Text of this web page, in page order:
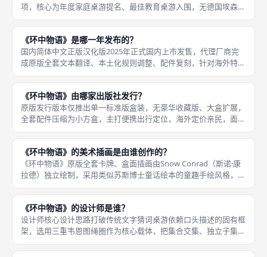
项，核心为年度家庭桌游提名、最佳教育桌游入围，无德国埃森
SDJ、美国Origin等国际重量级桌游大奖主奖，定位家庭轻策教育
桌游，获奖集中在亲子、益智细分赛道。同年英国教育桌游专
《环中物语》是哪一年发布的？
国内简体中文正版汉化版2025年正式国内上市发售，代理厂商完
成原版全套文本翻译、本土化规则调整、配件复刻，针对海外特有
英文拼写规则、欧美生活情境规则做适配优化，替换国内玩家难以
理解的小众场景描述，降低中文玩家推理理解门槛；2025年国内
各大
《环中物语》由哪家出版社发行？
原版发行版本仅推出单一标准版盒装，无豪华收藏版、大盒扩展，
全套配件压缩为小方盒，主打便携出行定位，海外定价亲民，面向
大众家庭消费市场，不做高端收藏向溢价包装。《环中物语》英文
原版《环中物语》由Allplay发行，Allplay隶属于Jell
《环中物语》的美术插画是由谁创作的？
《环中物语》原版全套卡牌、盒面插画由Snow Conrad（斯诺·康
拉德）独立绘制，采用类似苏斯博士童话绘本的童趣手绘风格，高
饱和明亮配色，线条柔和夸张，每件物品卡牌都搭配独立手绘图
案，大幅降低纯文字卡牌的阅读枯燥感，低龄儿童仅凭插画就能快
《环中物语》的设计师是谁？
设计师核心设计思路打破传统文字猜词桌游依赖口头描述的固有框
架，选用三重韦恩图绳圈作为核心载体，把集合交集、独立子集逻
辑转化为卡牌放置行为，消除语言表达能力带来的游玩门槛，社
恐、低龄儿童都能平等参与对局，兼顾教育性与娱乐性。《环中物